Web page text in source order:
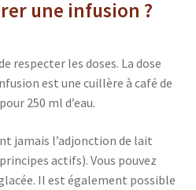
une infusion ?
respecter les doses. La dose
est une cuillère à café de
250 ml d’eau.
jamais l’adjonction de lait
actifs). Vous pouvez
Il est également possible